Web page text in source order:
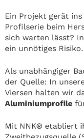
Ein Projekt gerät
Profilserie beim
sich warten lässt?
ein unnötiges Risiko.
Als unabhängiger
der Quelle: In
Viersen halten wir
Aluminiumprofile
Mit NNK® etabliert